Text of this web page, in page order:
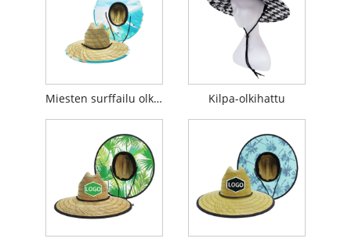
Miesten surffailu olkihattu Kilpa-olkihattu